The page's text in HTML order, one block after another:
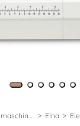
Nähmaschinen Elna